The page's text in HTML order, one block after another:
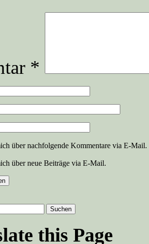
*
über nachfolgende Kommentare via E-Mail.
über neue Beiträge via E-Mail.
this Page